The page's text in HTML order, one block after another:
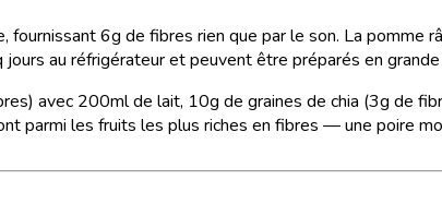
6g de fibres rien que par le son. La pomme
au réfrigérateur et peuvent être préparés en
avec 200ml de lait, 10g de graines de chia (3g de
parmi les fruits les plus riches en fibres — une poire